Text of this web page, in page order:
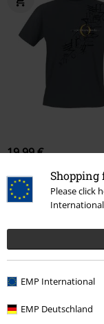
Please click
International
EMP International
EMP Deutschland
19,99 €
Hieroglyphics
A
Camiseta